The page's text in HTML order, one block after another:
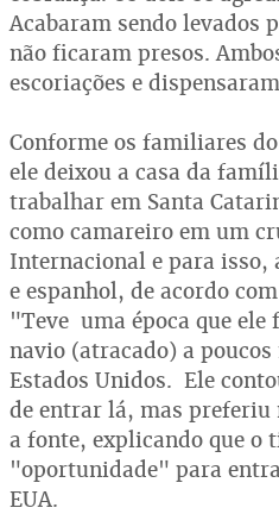
Acabaram sendo levados
não ficaram presos.
escoriações e
Conforme os familiares
ele deixou a casa da
trabalhar em Santa
como camareiro em um
Internacional e para
e espanhol, de acordo
"Teve uma época que
navio (atracado) a
Estados Unidos. Ele
de entrar lá, mas preferiu
a fonte, explicando que o
"oportunidade" para
EUA.